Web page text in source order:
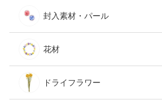
封入素材・パール
花材
ドライフラワー